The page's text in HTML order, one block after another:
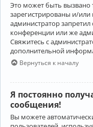
Это может быть
зарегистрированы и/
администратор
конференции или же
Свяжитесь с
дополнительной
Вернуться к началу
Я постоянно
сообщения!
Вы можете